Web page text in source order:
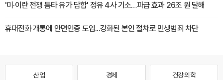
'미·이란 전쟁 틈타 유가 담합' 정유 4사 기소…파급 효과 26조 원 달해
휴대전화 개통에 안면인증 도입...강화된 본인 절차로 민생범죄 차단
산업 경제 건강·의학